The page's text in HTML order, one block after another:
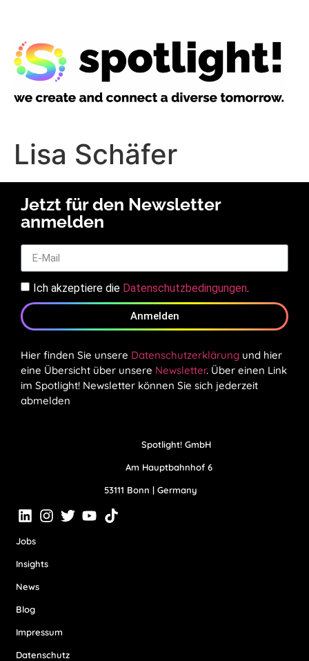
Lisa Schäfer
Jetzt für den Newsletter
anmelden
Ich akzeptiere die Datenschutzbedingungen.
Anmelden
Hier finden Sie unsere Datenschutzerklärung und hier
eine Übersicht über unsere Newsletter. Über einen Link
im Spotlight! Newsletter können Sie sich jederzeit
abmelden
Spotlight! GmbH
Am Hauptbahnhof 6
53111 Bonn | Germany
Jobs
Insights
News
Blog
Impressum
Datenschutz